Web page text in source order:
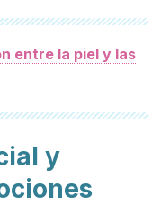
entre la piel y las
y